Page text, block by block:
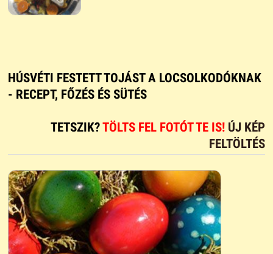
HÚSVÉTI FESTETT TOJÁST A LOCSOLKODÓKNAK
- RECEPT, FŐZÉS ÉS SÜTÉS
TETSZIK?TÖLTS FEL FOTÓT TE IS! ÚJ KÉP
FELTÖLTÉS